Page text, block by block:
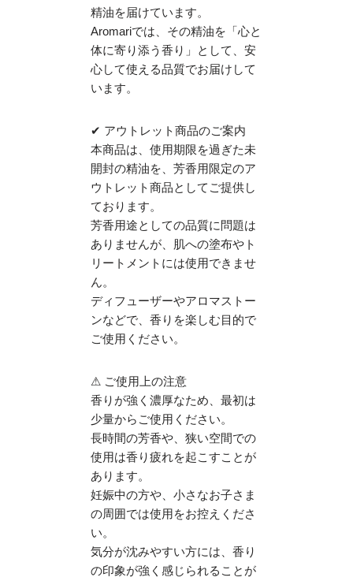
精油を届けています。
Aromariでは、その精油を「心と
体に寄り添う香り」として、安
心して使える品質でお届けして
います。
✔ アウトレット商品のご案内
本商品は、使用期限を過ぎた未
開封の精油を、芳香用限定のア
ウトレット商品としてご提供し
ております。
芳香用途としての品質に問題は
ありませんが、肌への塗布やト
リートメントには使用できませ
ん。
ディフューザーやアロマストー
ンなどで、香りを楽しむ目的で
ご使用ください。
⚠ ご使用上の注意
香りが強く濃厚なため、最初は
少量からご使用ください。
長時間の芳香や、狭い空間での
使用は香り疲れを起こすことが
あります。
妊娠中の方や、小さなお子さま
の周囲では使用をお控えくださ
い。
気分が沈みやすい方には、香り
の印象が強く感じられることが